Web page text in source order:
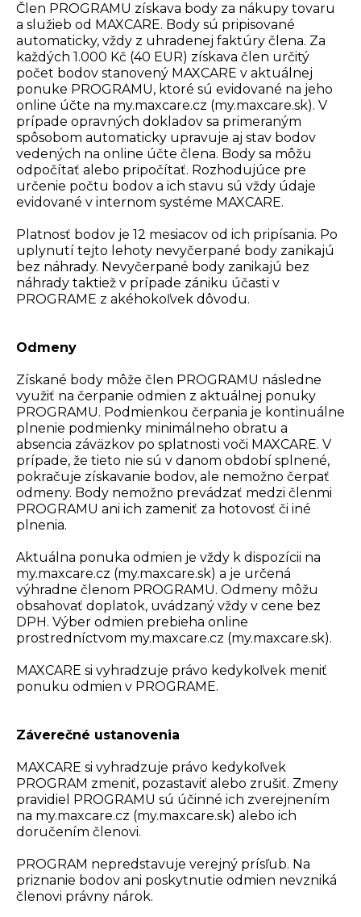
Člen PROGRAMU získava body za nákupy tovaru
a služieb od MAXCARE. Body sú pripisované
automaticky, vždy z uhradenej faktúry člena. Za
každých 1.000 Kč (40 EUR) získava člen určitý
počet bodov stanovený MAXCARE v aktuálnej
ponuke PROGRAMU, ktoré sú evidované na jeho
online účte na my.maxcare.cz (my.maxcare.sk). V
prípade opravných dokladov sa primeraným
spôsobom automaticky upravuje aj stav bodov
vedených na online účte člena. Body sa môžu
odpočítať alebo pripočítať. Rozhodujúce pre
určenie počtu bodov a ich stavu sú vždy údaje
evidované v internom systéme MAXCARE.
Platnosť bodov je 12 mesiacov od ich pripísania. Po
uplynutí tejto lehoty nevyčerpané body zanikajú
bez náhrady. Nevyčerpané body zanikajú bez
náhrady taktiež v prípade zániku účasti v
PROGRAME z akéhokoľvek dôvodu.
Odmeny
Získané body môže člen PROGRAMU následne
využiť na čerpanie odmien z aktuálnej ponuky
PROGRAMU. Podmienkou čerpania je kontinuálne
plnenie podmienky minimálneho obratu a
absencia záväzkov po splatnosti voči MAXCARE. V
prípade, že tieto nie sú v danom období splnené,
pokračuje získavanie bodov, ale nemožno čerpať
odmeny. Body nemožno prevádzať medzi členmi
PROGRAMU ani ich zameniť za hotovosť či iné
plnenia.
Aktuálna ponuka odmien je vždy k dispozícii na
my.maxcare.cz (my.maxcare.sk) a je určená
výhradne členom PROGRAMU. Odmeny môžu
obsahovať doplatok, uvádzaný vždy v cene bez
DPH. Výber odmien prebieha online
prostredníctvom my.maxcare.cz (my.maxcare.sk).
MAXCARE si vyhradzuje právo kedykoľvek meniť
ponuku odmien v PROGRAME.
Záverečné ustanovenia
MAXCARE si vyhradzuje právo kedykoľvek
PROGRAM zmeniť, pozastaviť alebo zrušiť. Zmeny
pravidiel PROGRAMU sú účinné ich zverejnením
na my.maxcare.cz (my.maxcare.sk) alebo ich
doručením členovi.
PROGRAM nepredstavuje verejný prísľub. Na
priznanie bodov ani poskytnutie odmien nevzniká
členovi právny nárok.